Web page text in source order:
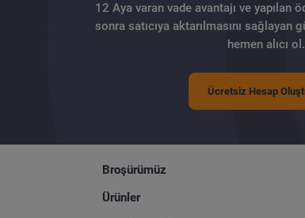
12 Aya varan vade avantajı ve yapılan
sonra satıcıya aktarılmasını sağlayan
hemen alıcı ol.
Ücretsiz Hesap
Broşürümüz
Ürünler